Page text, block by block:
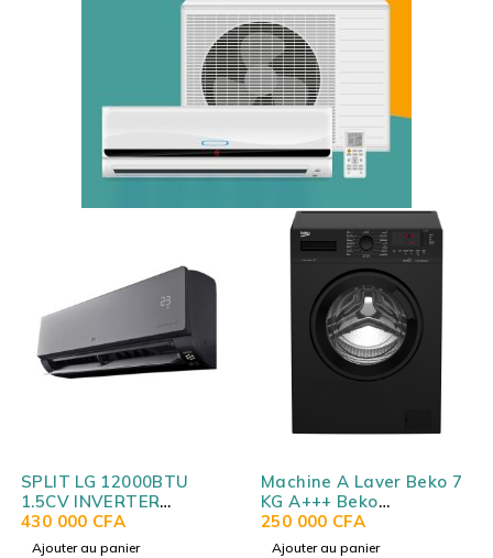
SPLIT LG 12000BTU
1.5CV INVERTER
ARTCOOL NOIR
S4Q12JARTB
430 000 CFA
Ajouter au panier
Machine A Laver Beko 7
KG A+++ Beko
WTV7513BB
250 000 CFA
Ajouter au panier